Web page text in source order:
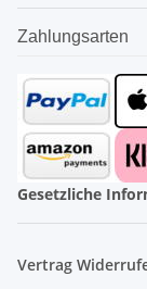
Zahlungsarten
Gesetzliche
Vertrag